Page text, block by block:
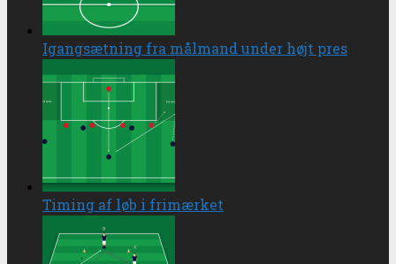
Igangsætning fra målmand under højt pres
Timing af løb i frimærket